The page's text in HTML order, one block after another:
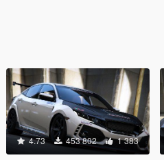
4.73 453 802 1 383